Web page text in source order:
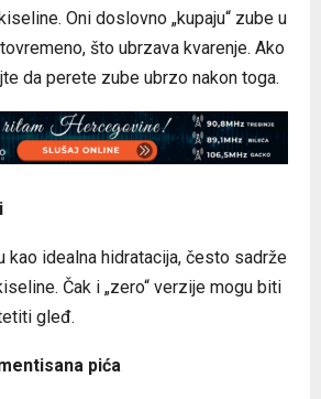
Oni doslovno „kupaju“ zube u
što ubrzava kvarenje. Ako
da perete zube ubrzo nakon toga.
kao idealna hidratacija, često sadrže
Čak i „zero“ verzije mogu biti
gleđ.
pića